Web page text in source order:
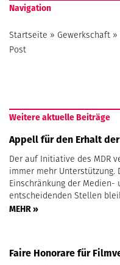
Navigation
Startseite » Gewerkschaft »
Post
Weitere aktuelle Beiträge
Appell für den Erhalt
Der auf Initiative des MDR
immer mehr Unterstützung.
Einschränkung der Medien-
entscheidenden Stellen
MEHR »
Faire Honorare für